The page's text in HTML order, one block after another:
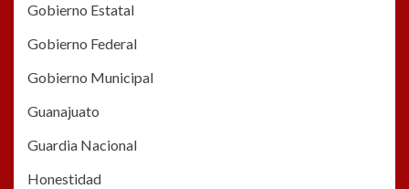
Gobierno Estatal
Gobierno Federal
Gobierno Municipal
Guanajuato
Guardia Nacional
Honestidad